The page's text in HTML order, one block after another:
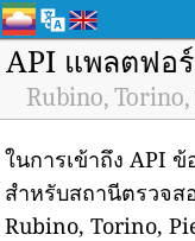
API แพลตฟอ
Rubino,
ในการเข้าถึง API
สำหรับสถานีตรวจ
Rubino, Torino,